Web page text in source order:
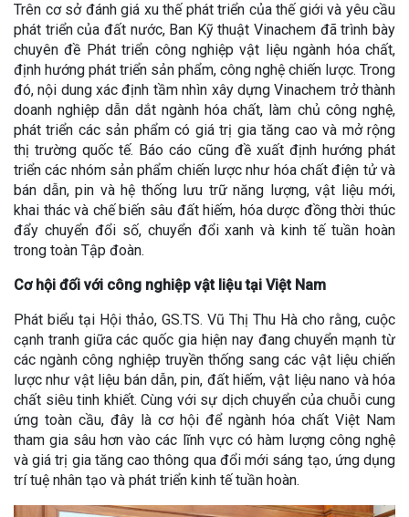
Trên cơ sở đánh giá xu thế phát triển của thế giới và yêu cầu
phát triển của đất nước, Ban Kỹ thuật Vinachem đã trình bày
chuyên đề Phát triển công nghiệp vật liệu ngành hóa chất,
định hướng phát triển sản phẩm, công nghệ chiến lược. Trong
đó, nội dung xác định tầm nhìn xây dựng Vinachem trở thành
doanh nghiệp dẫn dắt ngành hóa chất, làm chủ công nghệ,
phát triển các sản phẩm có giá trị gia tăng cao và mở rộng
thị trường quốc tế. Báo cáo cũng đề xuất định hướng phát
triển các nhóm sản phẩm chiến lược như hóa chất điện tử và
bán dẫn, pin và hệ thống lưu trữ năng lượng, vật liệu mới,
khai thác và chế biến sâu đất hiếm, hóa dược đồng thời thúc
đẩy chuyển đổi số, chuyển đổi xanh và kinh tế tuần hoàn
trong toàn Tập đoàn.
Cơ hội đối với công nghiệp vật liệu tại Việt Nam
Phát biểu tại Hội thảo, GS.TS. Vũ Thị Thu Hà cho rằng, cuộc
cạnh tranh giữa các quốc gia hiện nay đang chuyển mạnh từ
các ngành công nghiệp truyền thống sang các vật liệu chiến
lược như vật liệu bán dẫn, pin, đất hiếm, vật liệu nano và hóa
chất siêu tinh khiết. Cùng với sự dịch chuyển của chuỗi cung
ứng toàn cầu, đây là cơ hội để ngành hóa chất Việt Nam
tham gia sâu hơn vào các lĩnh vực có hàm lượng công nghệ
và giá trị gia tăng cao thông qua đổi mới sáng tạo, ứng dụng
trí tuệ nhân tạo và phát triển kinh tế tuần hoàn.